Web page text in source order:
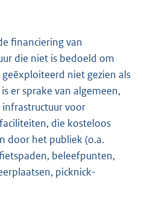
financiering van
die niet is bedoeld om
niet gezien als
er sprake van algemeen,
voor
die kosteloos
door het publiek (o.a.
beleefpunten,
picknick-